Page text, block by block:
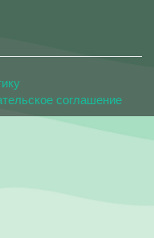
соглашение